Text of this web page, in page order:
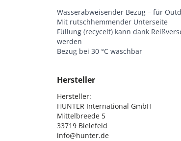
Wasserabweisender Bezug – für
Mit rutschhemmender Unterseite
Füllung (recycelt) kann dank
werden
Bezug bei 30 °C waschbar
Hersteller
Hersteller:
HUNTER International GmbH
Mittelbreede 5
33719 Bielefeld
info@hunter.de